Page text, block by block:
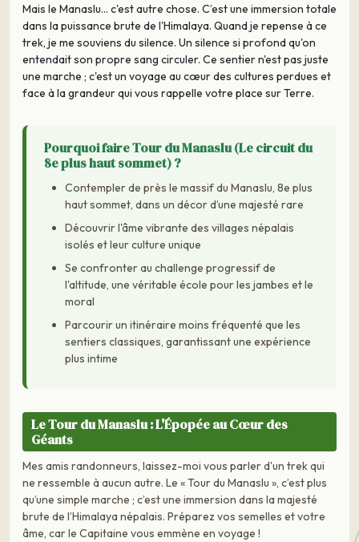
Mais le Manaslu… c'est autre chose. C’est une immersion totale
dans la puissance brute de l'Himalaya. Quand je repense à ce
trek, je me souviens du silence. Un silence si profond qu'on
entendait son propre sang circuler. Ce sentier n'est pas juste
une marche ; c'est un voyage au cœur des cultures perdues et
face à la grandeur qui vous rappelle votre place sur Terre.
Pourquoi faire Tour du Manaslu (Le circuit du
8e plus haut sommet) ?
Contempler de près le massif du Manaslu, 8e plus
haut sommet, dans un décor d’une majesté rare
Découvrir l'âme vibrante des villages népalais
isolés et leur culture unique
Se confronter au challenge progressif de
l'altitude, une véritable école pour les jambes et le
moral
Parcourir un itinéraire moins fréquenté que les
sentiers classiques, garantissant une expérience
plus intime
Le Tour du Manaslu : L'Épopée au Cœur des
Géants
Mes amis randonneurs, laissez-moi vous parler d'un trek qui
ne ressemble à aucun autre. Le « Tour du Manaslu », c’est plus
qu’une simple marche ; c’est une immersion dans la majesté
brute de l’Himalaya népalais. Préparez vos semelles et votre
âme, car le Capitaine vous emmène en voyage !